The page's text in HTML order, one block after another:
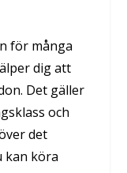
för många
dig att
Det gäller
och
det
kan köra